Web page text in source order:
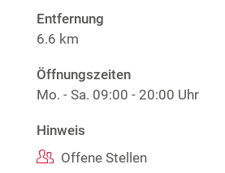
Entfernung
6.6 km
Öffnungszeiten
Mo. - Sa. 09:00 - 20:00 Uhr
Hinweis
Offene Stellen